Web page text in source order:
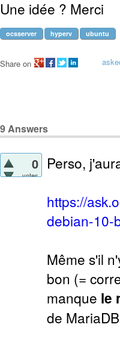
Une idée ? Merci
ocsserver hyperv ubuntu
Share on
9Answers
0
votes
Perso,
https://
debian-10-
Même s'il
bon (=
manque le
de